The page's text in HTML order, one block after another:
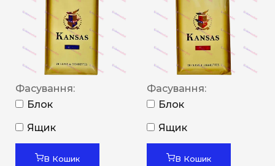
Фасування:
Блок
Ящик
В Кошик
Фасування:
Блок
Ящик
В Кошик